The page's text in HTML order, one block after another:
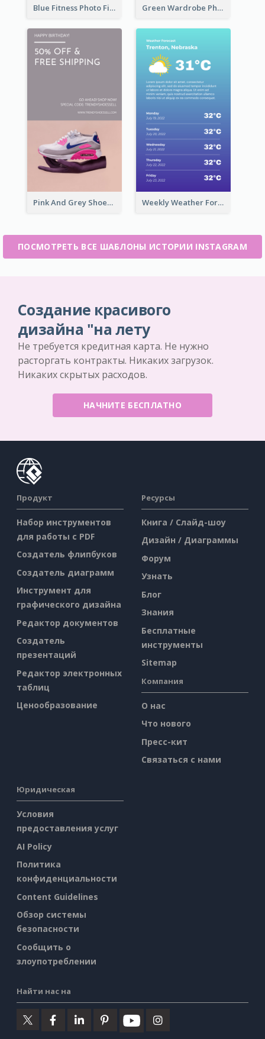
Blue Fitness Photo Fitness Class Instagram Story Green Wardrobe Photo Shopping Sale Instagram Story
Pink And Grey Shoes Photo Shopping Instagram Story Weekly Weather Forecast Instagram Story
ПОСМОТРЕТЬ ВСЕ ШАБЛОНЫ ИСТОРИИ INSTAGRAM
Создание красивого
дизайна "на лету
Не требуется кредитная карта. Не нужно
расторгать контракты. Никаких загрузок.
Никаких скрытых расходов.
НАЧНИТЕ БЕСПЛАТНО
Продукт
Набор инструментов
для работы с PDF
Создатель флипбуков
Создатель диаграмм
Инструмент для
графического дизайна
Редактор документов
Создатель
презентаций
Редактор электронных
таблиц
Ценообразование
Ресурсы
Книга / Слайд-шоу
Дизайн / Диаграммы
Форум
Узнать
Блог
Знания
Бесплатные
инструменты
Sitemap
Компания
О нас
Что нового
Пресс-кит
Связаться с нами
Юридическая
Условия
предоставления услуг
AI Policy
Политика
конфиденциальности
Content Guidelines
Обзор системы
безопасности
Сообщить о
злоупотреблении
Найти нас на